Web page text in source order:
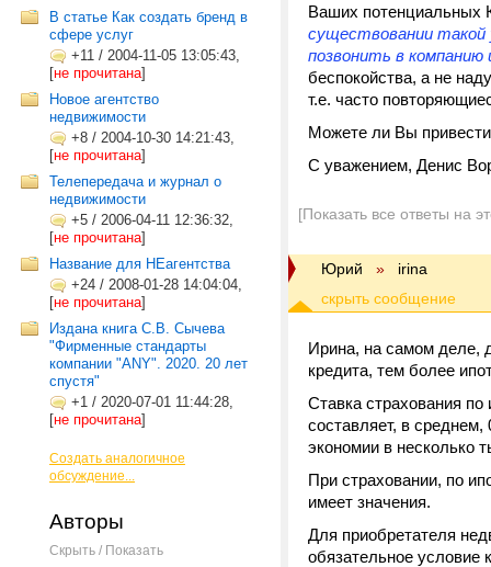
В статье Как создать бренд в
сфере услуг
+11 / 2004-11-05 13:05:43,
[не прочитана]
Новое агентство
недвижимости
+8 / 2004-10-30 14:21:43,
[не прочитана]
Телепередача и журнал о
недвижимости
+5 / 2006-04-11 12:36:32,
[не прочитана]
Название для НЕагентства
+24 / 2008-01-28 14:04:04,
[не прочитана]
Издана книга С.В. Сычева
"Фирменные стандарты
компании "ANY". 2020. 20 лет
спустя"
+1 / 2020-07-01 11:44:28,
[не прочитана]
Создать аналогичное
обсуждение...
Авторы
Скрыть / Показать
Ваших потенциальных
существовании такой
позвонить в
беспокойства, а не
т.е. часто
Можете ли Вы
С уважением, Денис
[Показать все ответы на
Юрий » irina
Ирина, на самом деле,
кредита, тем более
Ставка страхования
составляет, в среднем,
экономии в несколько
При страховании, по
имеет значения.
Для приобретателя
обязательное условие